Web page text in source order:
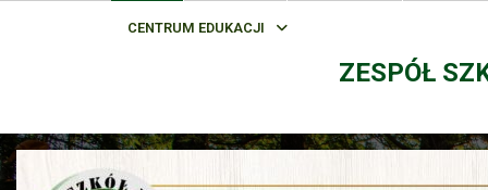
CENTRUM EDUKACJI
ZESPÓŁ